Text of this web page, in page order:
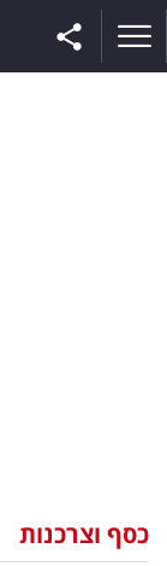
וצרכנות
כסף וצרכנות